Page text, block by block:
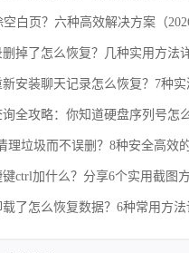
掉了怎么恢复？几种实用方法详
全攻略：你知道硬盘序列号怎
ctrl加什么？分享6个实用截图方
了怎么恢复数据？6种常用方法